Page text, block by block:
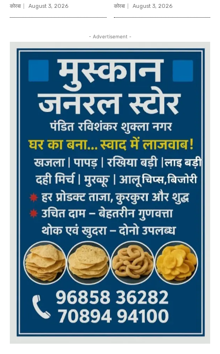
कोरबा August 3, 2026 कोरबा August 3, 2026
- Advertisement -